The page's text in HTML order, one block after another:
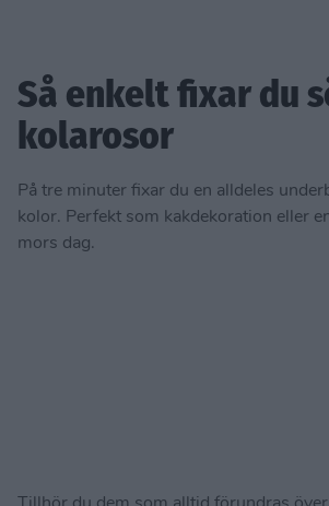
Så enkelt fixar du
kolarosor
På tre minuter fixar du en alldeles
kolor. Perfekt som kakdekoration eller
mors dag.